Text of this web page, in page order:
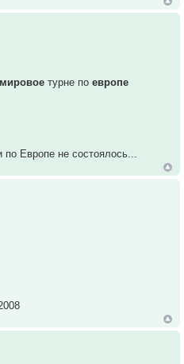
мировое турне поевропе
Европе не состоялось...